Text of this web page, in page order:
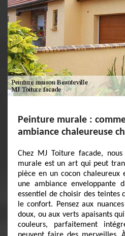
Peinture murale :
ambiance chaleureuse
Chez MJ Toiture facade,
murale est un art qui peut
pièce en un cocon chaleureux
une ambiance enveloppante
essentiel de choisir des teintes
le confort. Pensez aux
doux, ou aux verts apaisants
couleurs, parfaitement